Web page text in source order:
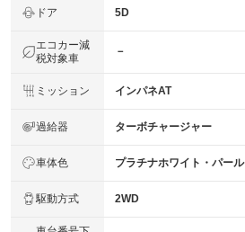
ドア 5D
エコカー減
税対象車
－
ミッション インパネAT
過給器 ターボチャージャー
車体色 プラチナホワイト・パール
駆動方式 2WD